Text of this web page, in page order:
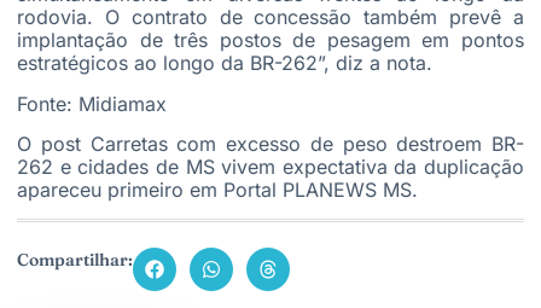
rodovia. O contrato de concessão também prevê a
implantação de três postos de pesagem em pontos
estratégicos ao longo da BR-262”, diz a nota.
Fonte: Midiamax
O post Carretas com excesso de peso destroem BR-
262 e cidades de MS vivem expectativa da duplicação
apareceu primeiro em Portal PLANEWS MS.
Compartilhar: